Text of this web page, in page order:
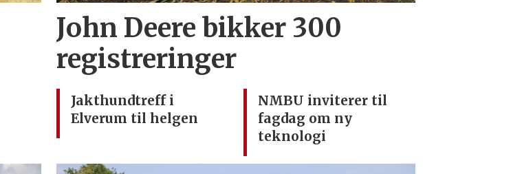
John Deere bikker 300
registreringer
Jakthundtreff i
Elverum til helgen
NMBU inviterer til
fagdag om ny
teknologi